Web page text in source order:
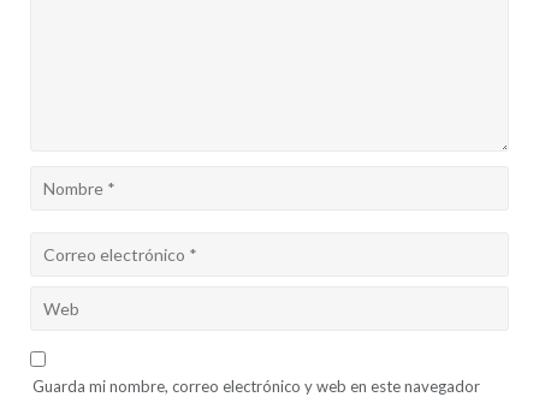
Guarda mi nombre, correo electrónico y web en este navegador